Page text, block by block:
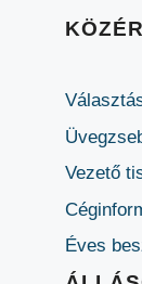
Vezető
Éves